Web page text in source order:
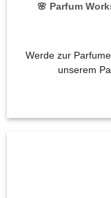
🌸 Parfum
Werde zur
unserem